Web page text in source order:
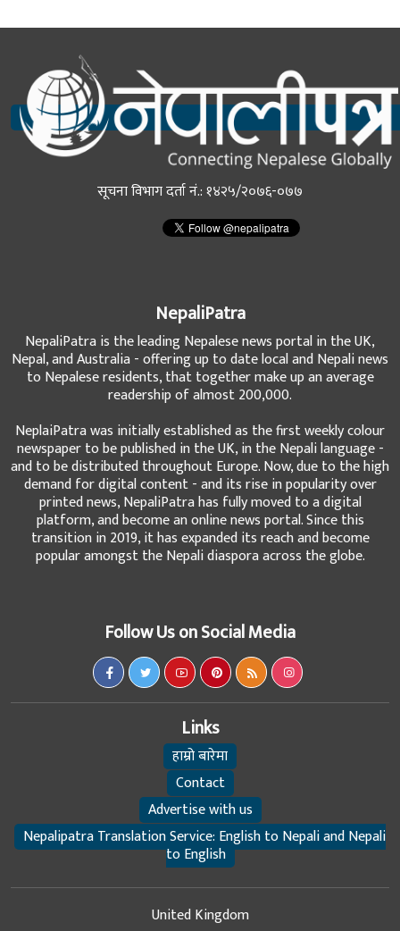
सूचना विभाग दर्ता नं.: १४२५/२०७६-०७७
NepaliPatra
NepaliPatra is the leading Nepalese news portal in the UK,
Nepal, and Australia - offering up to date local and Nepali news
to Nepalese residents, that together make up an average
readership of almost 200,000.
NeplaiPatra was initially established as the first weekly colour
newspaper to be published in the UK, in the Nepali language -
and to be distributed throughout Europe. Now, due to the high
demand for digital content - and its rise in popularity over
printed news, NepaliPatra has fully moved to a digital
platform, and become an online news portal. Since this
transition in 2019, it has expanded its reach and become
popular amongst the Nepali diaspora across the globe.
Follow Us on Social Media
Links
हाम्रो बारेमा
Contact
Advertise with us
Nepalipatra Translation Service: English to Nepali and Nepali
to English
United Kingdom